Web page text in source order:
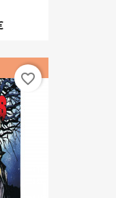
favorite_border